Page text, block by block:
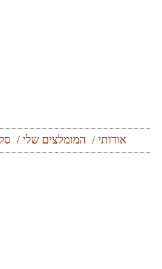
אודותי המומלצים שלי